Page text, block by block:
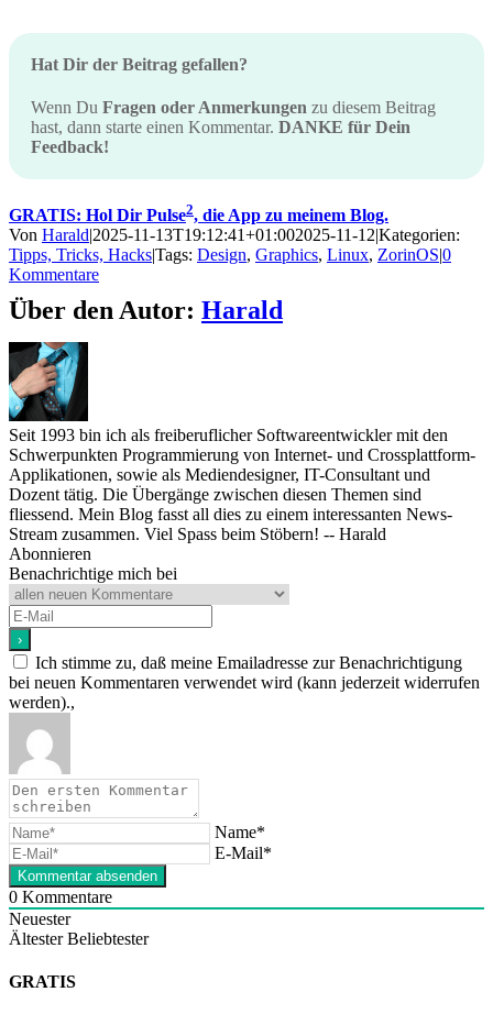
Hat Dir der Beitrag gefallen?
Wenn Du Fragen oder Anmerkungen zu diesem Beitrag
hast, dann starte einen Kommentar. DANKE für Dein
Feedback!
GRATIS: Hol Dir Pulse2, die App zu meinem Blog.
Von Harald|2025-11-13T19:12:41+01:002025-11-12|Kategorien:
Tipps, Tricks, Hacks|Tags: Design, Graphics, Linux, ZorinOS|0
Kommentare
Über den Autor: Harald
Seit 1993 bin ich als freiberuflicher Softwareentwickler mit den
Schwerpunkten Programmierung von Internet- und Crossplattform-
Applikationen, sowie als Mediendesigner, IT-Consultant und
Dozent tätig. Die Übergänge zwischen diesen Themen sind
fliessend. Mein Blog fasst all dies zu einem interessanten News-
Stream zusammen. Viel Spass beim Stöbern! -- Harald
Abonnieren
Benachrichtige mich bei
Ich stimme zu, daß meine Emailadresse zur Benachrichtigung
bei neuen Kommentaren verwendet wird (kann jederzeit widerrufen
werden).,
Name*
E-Mail*
0 Kommentare
Neuester
Ältester Beliebtester
GRATIS